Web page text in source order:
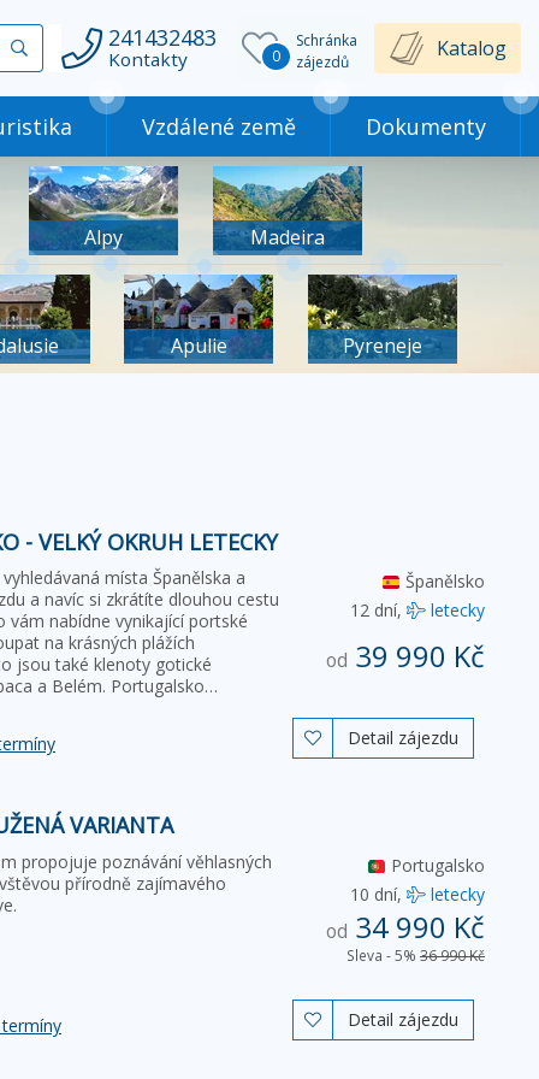
Vyhledat 241432483
Kontakty
Schránka
zájezdů
0 Katalog
Vzdálené země Dokumenty
Alpy Madeira
Apulie Pyreneje
- VELKÝ OKRUH LETECKY
místa Španělska a
a navíc si zkrátíte dlouhou cestu
vám nabídne vynikající portské
na krásných plážích
jsou také klenoty gotické
a Belém. Portugalsko…
Španělsko
12 dní,
letecky
od 39 990 Kč
 Detail zájezdu
VARIANTA
propojuje poznávání věhlasných
přírodně zajímavého
Portugalsko
10 dní,
letecky
od 34 990 Kč
Sleva - 5% 36 990 Kč
 Detail zájezdu